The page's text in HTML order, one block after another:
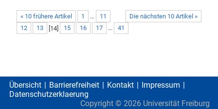
« 10 frühere Artikel Die nächsten 10 Artikel »
1 ...
11
12
13 [14] 15 16 17 ... 41
Übersicht Barrierefreiheit Kontakt
Impressum
Datenschutzerklaerung
Copyright © 2026 Universität Freiburg